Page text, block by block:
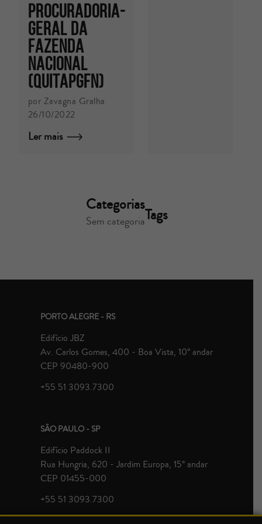
PROCURADORIA-
GERAL DA
FAZENDA
NACIONAL
(QuitaPGFN)
por Zavagna Gralha
26/10/2022
Ler mais
Categorias
Sem categoriaTags
PORTO ALEGRE - RS
Edifício JBZ
Av. Carlos Gomes, 400 - Boa Vista, 10° andar
CEP 90480-900
+55 51 3093.7300
SÃO PAULO - SP
Edifício Paddock II
Rua Hungria, 620 - Jardim Europa, 15° andar
CEP 01455-000
+55 51 3093.7300